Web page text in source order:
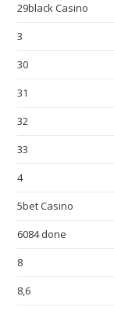
29black Casino
3
30
31
32
33
4
5bet Casino
6084 done
8
8,6